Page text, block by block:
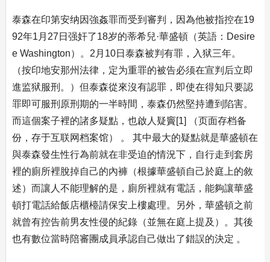
泰森在印第安纳因強姦罪而受到審判，因為他被指控在19
92年1月27日强奸了18岁的蒂希兒·華盛頓（英語：Desire
e Washington）。2月10日泰森被判有罪，入狱三年。
（按印地安那州法律，定为重罪的被告必须在宣判后立即
進监狱服刑。）但泰森從來沒有認罪，即使在得知只要認
罪即可服刑原刑期的一半時間，泰森仍然堅持遭到陷害。
而這個案子裡的諸多疑點，也啟人疑竇[1] （页面存档备
份，存于互联网档案馆） 。 其中最大的疑點就是華盛頓在
與泰森發生性行為前就在非受迫的情況下，自行走到套房
裡的廁所裡脫掉自己的內褲（根據華盛頓自己於庭上的敘
述）而讓人不能理解的是，廁所裡就有電話，能夠讓華盛
頓打電話給飯店櫃檯請保安上樓處理。另外，華盛頓之前
就曾有控告前男友性侵的紀錄（並無在庭上提及）。其後
也有數位當時陪審團成員承認自己做出了錯誤的決定 。